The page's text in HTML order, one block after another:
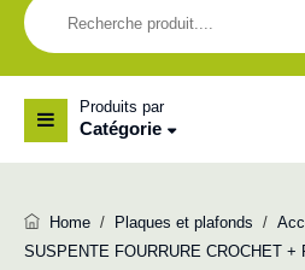
Produits par
Catégorie
Home / Plaques et plafonds /
SUSPENTE FOURRURE CROCHET +